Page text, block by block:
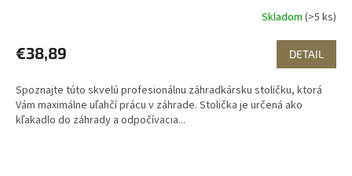
Skladom (>5 ks)
€38,89 DETAIL
Spoznajte túto skvelú profesionálnu záhradkársku stoličku, ktorá
Vám maximálne uľahčí prácu v záhrade. Stolička je určená ako
kľakadlo do záhrady a odpočívacia...